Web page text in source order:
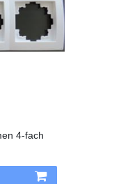
4-fach